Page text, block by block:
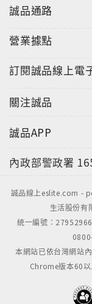
誠品通路
營業據點
訂閱誠品線上電
關注誠品
誠品APP
內政部警政署
誠品線上eslite.com -
生活股份
統一編號：
本網站已依台灣網站
Chrome版本60